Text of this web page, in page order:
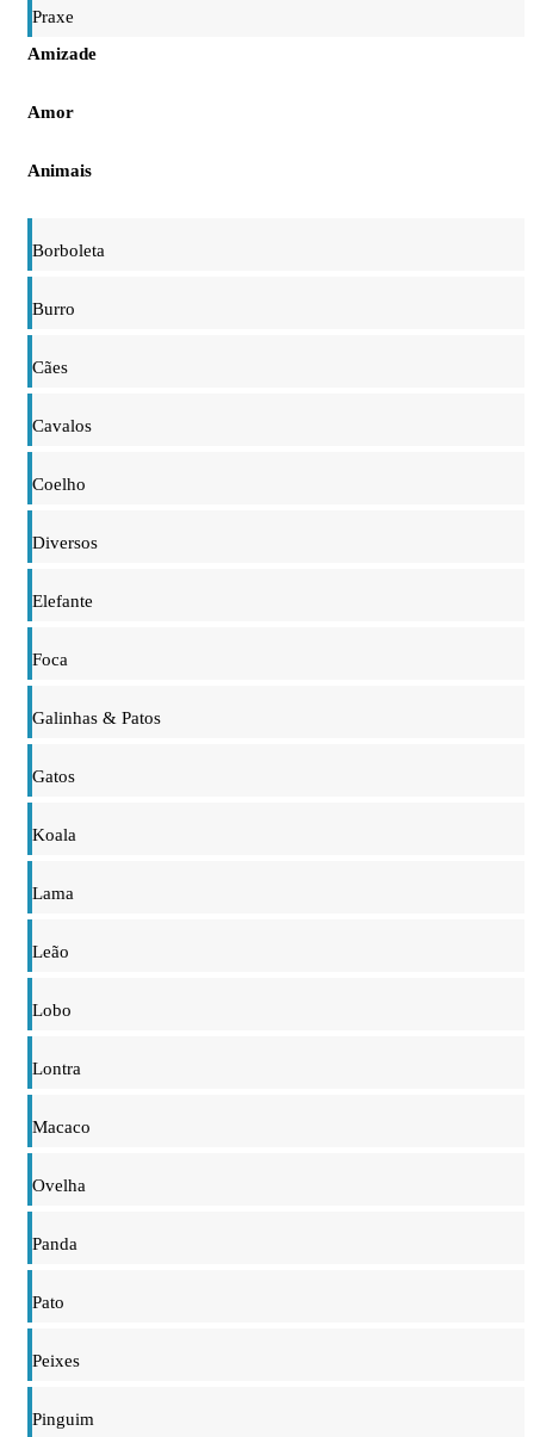
Praxe
Amizade
Amor
Animais
Borboleta
Burro
Cães
Cavalos
Coelho
Diversos
Elefante
Foca
Galinhas & Patos
Gatos
Koala
Lama
Leão
Lobo
Lontra
Macaco
Ovelha
Panda
Pato
Peixes
Pinguim